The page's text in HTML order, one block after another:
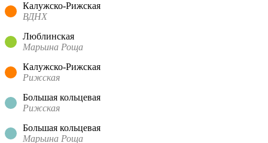
Калужско-Рижская
ВДНХ
Люблинская
Марьина Роща
Калужско-Рижская
Рижская
Большая кольцевая
Рижская
Большая кольцевая
Марьина Роща